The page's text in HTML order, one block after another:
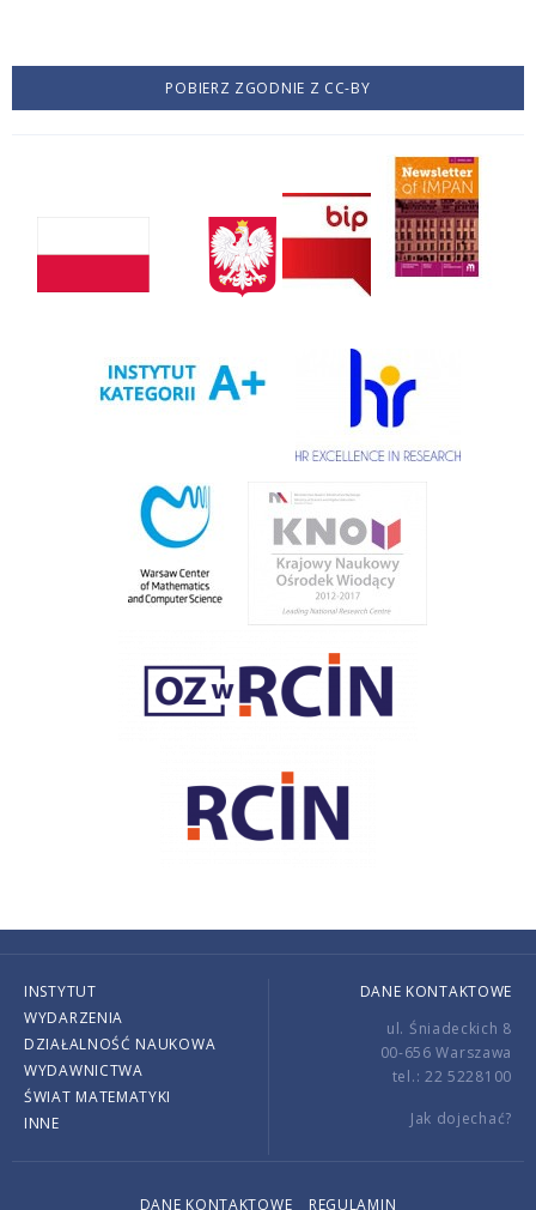
POBIERZ ZGODNIE Z CC-BY
INSTYTUT
WYDARZENIA
DZIAŁALNOŚĆ NAUKOWA
WYDAWNICTWA
ŚWIAT MATEMATYKI
INNE
DANE KONTAKTOWE
ul. Śniadeckich 8
00-656 Warszawa
tel.: 22 5228100
Jak dojechać?
DANE KONTAKTOWE REGULAMIN